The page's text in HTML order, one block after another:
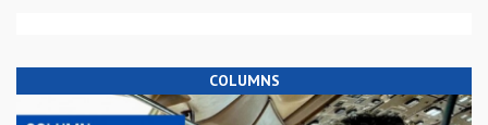
COLUMNS